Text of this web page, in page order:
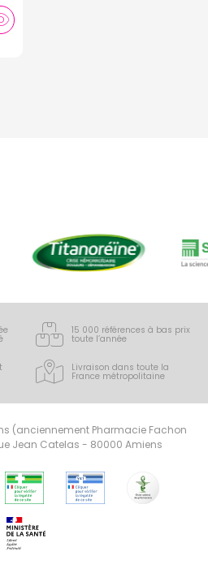
15 000 références à bas prix
toute l’année
Livraison dans toute la
France métropolitaine
(anciennement Pharmacie Fachon
Jean Catelas - 80000 Amiens